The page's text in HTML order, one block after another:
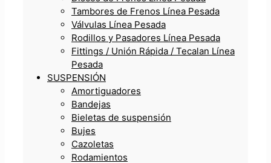
Tambores de Frenos Línea Pesada
Válvulas Línea Pesada
Rodillos y Pasadores Línea Pesada
Fittings / Unión Rápida / Tecalan Línea
Pesada
SUSPENSIÓN
Amortiguadores
Bandejas
Bieletas de suspensión
Bujes
Cazoletas
Rodamientos